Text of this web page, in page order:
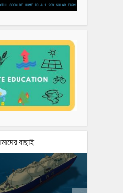
BE HOME TO A 1.2GW SOLAR FARM | CHINA GENERATES LESS
বাছাই